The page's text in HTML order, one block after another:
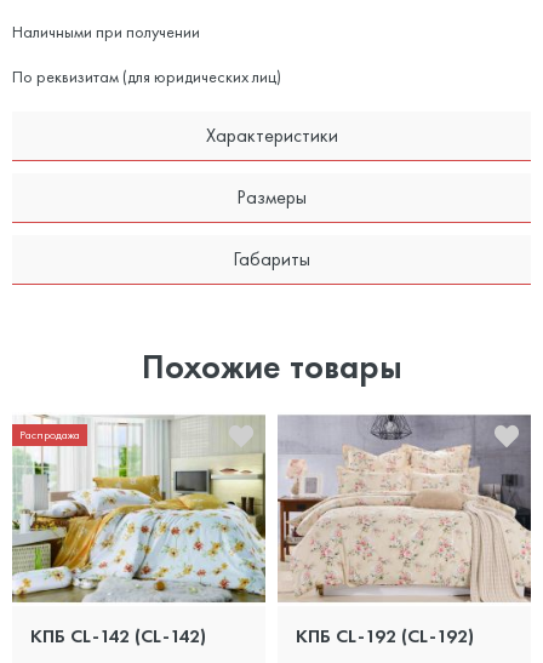
Наличными при получении
По реквизитам (для юридических лиц)
Характеристики
Размеры
Габариты
Похожие товары
Распродажа
КПБ CL-142 (CL-142) КПБ CL-192 (CL-192)